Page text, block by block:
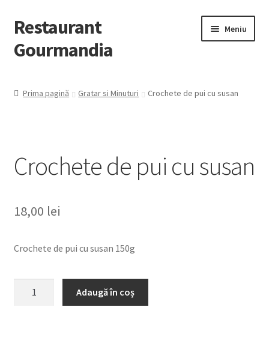
Restaurant
Gourmandia
Meniu
Preparate
Extinde
Prima pagină Gratar si Minuturi Crochete de pui cu susan
Crochete de pui cu susan
18,00 lei
Crochete de pui cu susan 150g
Adaugă în coș